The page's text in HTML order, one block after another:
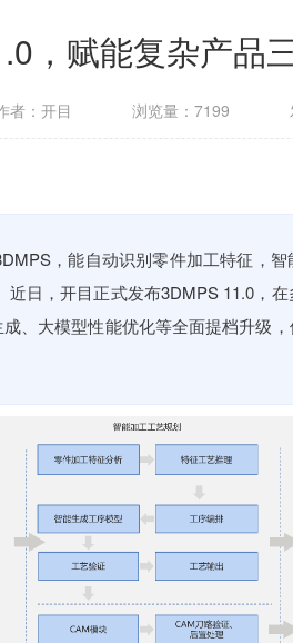
，赋能复杂产品
者： 开目 浏览量： 7199
，能自动识别零件加工特征，
近日，开目正式发布3DMPS 11.0，
、大模型性能优化等全面提档升级